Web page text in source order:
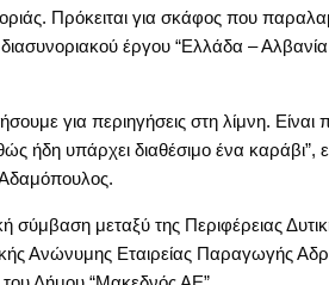
Πρόκειται για σκάφος που
έργου “Ελλάδα –
για περιηγήσεις στη λίμνη. Είναι
ήδη υπάρχει διαθέσιμο ένα καράβι”,
μεταξύ της Περιφέρειας
Ανώνυμης Εταιρείας Παραγωγής